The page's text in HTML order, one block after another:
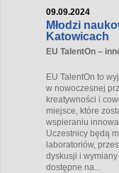
09.09.2024
Młodzi
Katowicach
EU TalentOn –
EU TalentOn to
w nowoczesnej
kreatywności i
miejsce, które
wspieraniu
Uczestnicy będą
laboratoriów,
dyskusji i wymiany
dostępne na...